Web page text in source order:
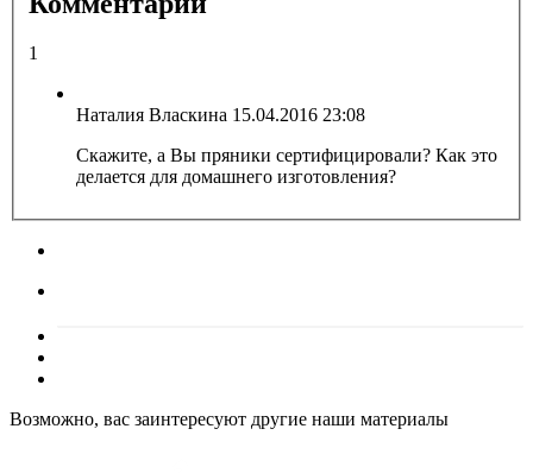
1
Наталия Власкина 15.04.2016 23:08
Скажите, а Вы пряники сертифицировали? Как это
делается для домашнего изготовления?
Возможно, вас заинтересуют другие наши материалы